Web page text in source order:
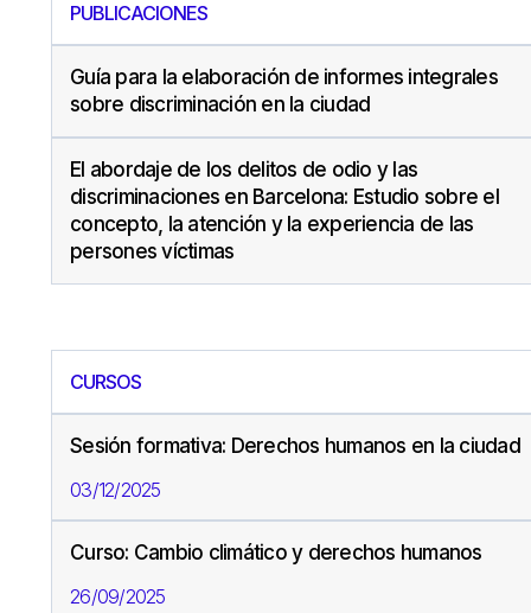
PUBLICACIONES
Guía para la elaboración de informes integrales
sobre discriminación en la ciudad
El abordaje de los delitos de odio y las
discriminaciones en Barcelona: Estudio sobre el
concepto, la atención y la experiencia de las
persones víctimas
CURSOS
Sesión formativa: Derechos humanos en la ciudad
03/12/2025
Curso: Cambio climático y derechos humanos
26/09/2025